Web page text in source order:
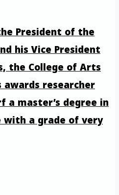
President of the
his Vice President
the College of Arts
awards researcher
a master’s degree in
with a grade of very